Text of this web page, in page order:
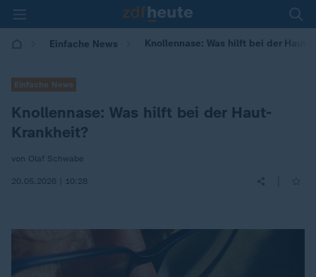
Einfache News Knollennase: Was hilft bei der Haut-
Einfache News
Knollennase: Was hilft bei der Haut-
Krankheit?
von Olaf Schwabe
20.05.2026 | 10:28